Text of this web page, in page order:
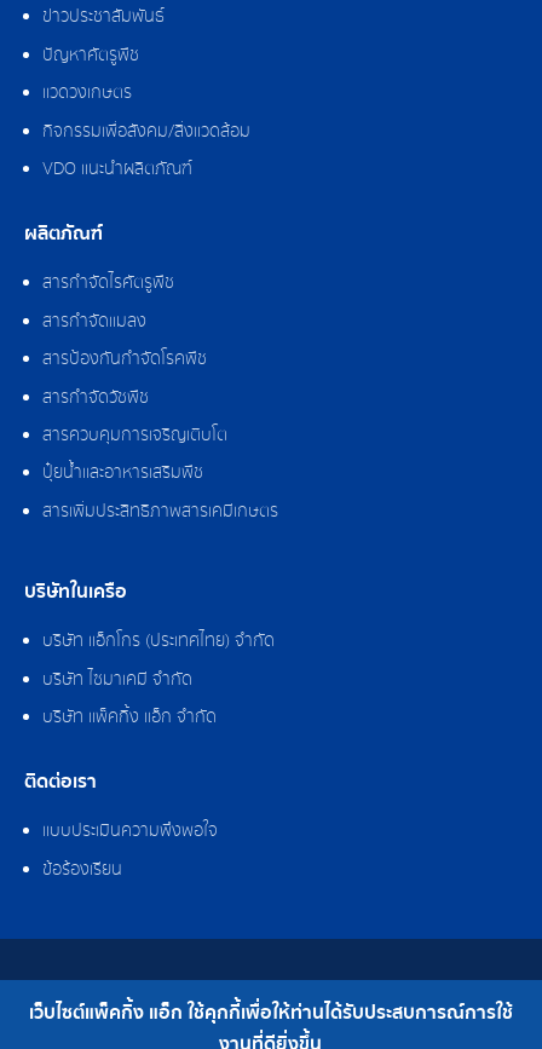
ข่าวประชาสัมพันธ์
ปัญหาศัตรูพืช
แวดวงเกษตร
กิจกรรมเพื่อสังคม/สิ่งแวดล้อม
VDO แนะนำผลิตภัณฑ์
ผลิตภัณฑ์
สารกำจัดไรศัตรูพืช
สารกำจัดแมลง
สารป้องกันกำจัดโรคพืช
สารกำจัดวัชพืช
สารควบคุมการเจริญเติบโต
ปุ๋ยน้ำและอาหารเสริมพืช
สารเพิ่มประสิทธิภาพสารเคมีเกษตร
บริษัทในเครือ
บริษัท แอ็กโกร (ประเทศไทย) จำกัด
บริษัท ไซมาเคมี จำกัด
บริษัท แพ็คกิ้ง แอ็ก จำกัด
ติดต่อเรา
แบบประเมินความพึงพอใจ
ข้อร้องเรียน
สงวนลิขสิทธิ์ © 2562 บริษัท แพ็คกิ้ง แอ็ก จำกัด
เบอร์โทร : 0-2308-2102 | โทรสาร : 0-2308-2487
เว็บไซต์แพ็คกิ้ง แอ็ก ใช้คุกกี้เพื่อให้ท่านได้รับประสบการณ์การใช้